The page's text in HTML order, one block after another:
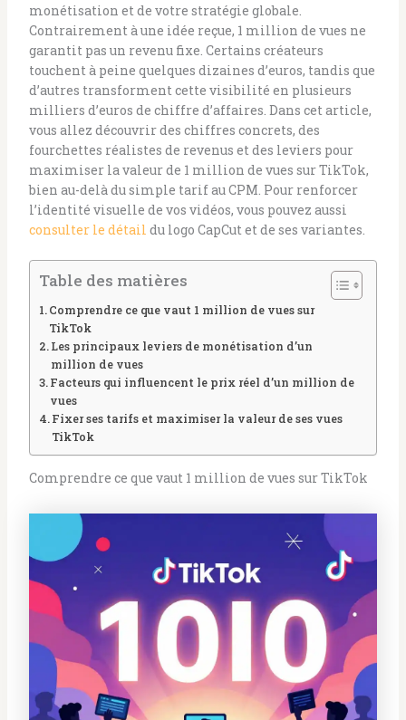
monétisation et de votre stratégie globale.
Contrairement à une idée reçue, 1 million de vues ne
garantit pas un revenu fixe. Certains créateurs
touchent à peine quelques dizaines d’euros, tandis que
d’autres transforment cette visibilité en plusieurs
milliers d’euros de chiffre d’affaires. Dans cet article,
vous allez découvrir des chiffres concrets, des
fourchettes réalistes de revenus et des leviers pour
maximiser la valeur de 1 million de vues sur TikTok,
bien au-delà du simple tarif au CPM. Pour renforcer
l’identité visuelle de vos vidéos, vous pouvez aussi
consulter le détail du logo CapCut et de ses variantes.
Table des matières
Comprendre ce que vaut 1 million de vues sur
TikTok
Les principaux leviers de monétisation d’un
million de vues
Facteurs qui influencent le prix réel d’un million de
vues
Fixer ses tarifs et maximiser la valeur de ses vues
TikTok
Comprendre ce que vaut 1 million de vues sur TikTok